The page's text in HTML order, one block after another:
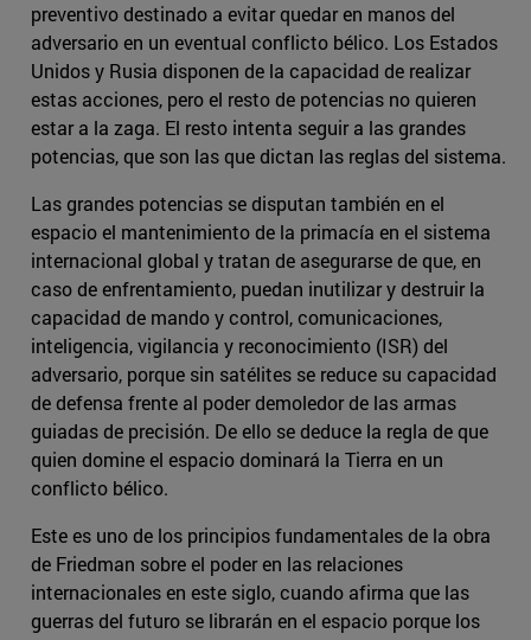
preventivo destinado a evitar quedar en manos del
adversario en un eventual conflicto bélico. Los Estados
Unidos y Rusia disponen de la capacidad de realizar
estas acciones, pero el resto de potencias no quieren
estar a la zaga. El resto intenta seguir a las grandes
potencias, que son las que dictan las reglas del sistema.
Las grandes potencias se disputan también en el
espacio el mantenimiento de la primacía en el sistema
internacional global y tratan de asegurarse de que, en
caso de enfrentamiento, puedan inutilizar y destruir la
capacidad de mando y control, comunicaciones,
inteligencia, vigilancia y reconocimiento (ISR) del
adversario, porque sin satélites se reduce su capacidad
de defensa frente al poder demoledor de las armas
guiadas de precisión. De ello se deduce la regla de que
quien domine el espacio dominará la Tierra en un
conflicto bélico.
Este es uno de los principios fundamentales de la obra
de Friedman sobre el poder en las relaciones
internacionales en este siglo, cuando afirma que las
guerras del futuro se librarán en el espacio porque los